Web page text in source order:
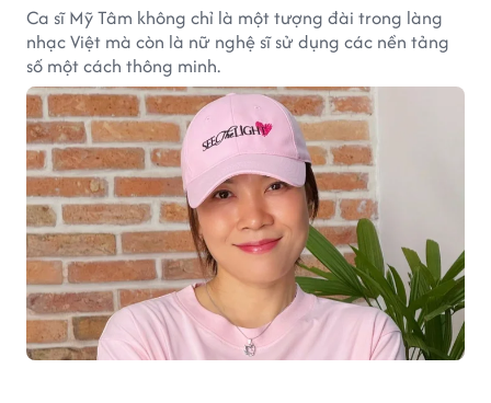
Ca sĩ Mỹ Tâm không chỉ là một tượng đài trong làng
nhạc Việt mà còn là nữ nghệ sĩ sử dụng các nền tảng
số một cách thông minh.